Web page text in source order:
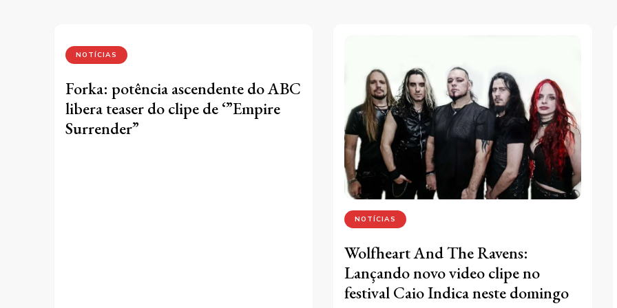
NOTÍCIAS
Forka: potência ascendente do ABC
libera teaser do clipe de ‘”Empire
Surrender”
NOTÍCIAS
Wolfheart And The Ravens:
Lançando novo video clipe no
festival Caio Indica neste domingo